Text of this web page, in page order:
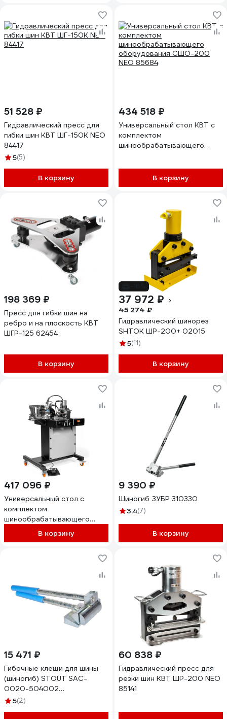
51 528 ₽
Гидравлический пресс для
гибки шин КВТ ШГ-150K NEO
84417
5(5)
В корзину
434 518 ₽
Универсальный стол КВТ с
комплектом
шинообрабатывающего
В корзину
198 369 ₽
Пресс для гибки шин на
ребро и на плоскость КВТ
ШГР-125 62454
В корзину
37 972 ₽
45 274 ₽
Гидравлический шинорез
SHTOK ШР-200+ 02015
5(11)
В корзину
417 096 ₽
Универсальный стол с
комплектом
шинообрабатывающего
оборудования СШО-150
NEO КВТ 85683
В корзину
9 390 ₽
Шиногиб ЗУБР 310330
3.4(7)
В корзину
15 471 ₽
Гибочные клещи для шины
(шиногиб) STOUT SAC-
0020-504002
RAN30D13UIA40S
5(2)
60 838 ₽
Гидравлический пресс для
резки шин КВТ ШР-200 NEO
85141